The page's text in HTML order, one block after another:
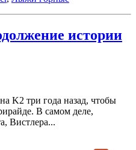
истории
K2 три года назад, чтобы
В самом деле,
Вистлера...